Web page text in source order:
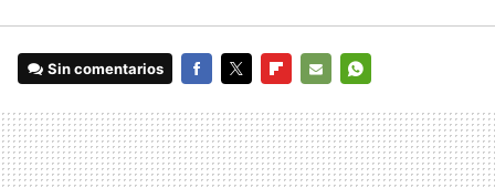
Sin comentarios
MAIL